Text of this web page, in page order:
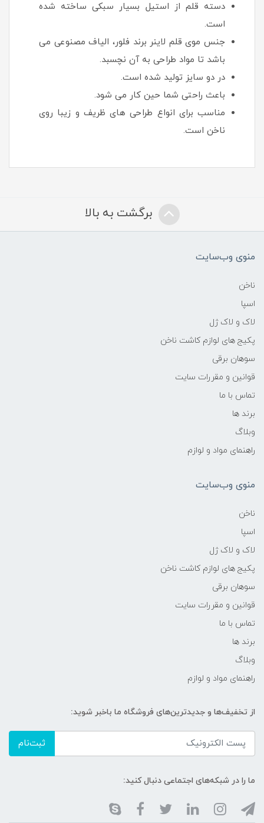
دسته قلم از استیل بسیار سبکی ساخته شده
است.
جنس موی قلم لاینر برند فلور، الیاف مصنوعی می
باشد تا مواد طراحی به آن نچسبد.
در دو سایز تولید شده است.
باعث راحتی شما حین کار می شود.
مناسب برای انواع طراحی های ظریف و زیبا روی
ناخن است.
برگشت به بالا
منوی وب‌سایت
ناخن
اسپا
لاک و لاک ژل
پکیج های لوازم کاشت ناخن
سوهان برقی
قوانین و مقررات سایت
تماس با ما
برند ها
وبلاگ
راهنمای مواد و لوازم
منوی وب‌سایت
ناخن
اسپا
لاک و لاک ژل
پکیج های لوازم کاشت ناخن
سوهان برقی
قوانین و مقررات سایت
تماس با ما
برند ها
وبلاگ
راهنمای مواد و لوازم
از تخفیف‌ها و جدیدترین‌های فروشگاه ما باخبر شوید:
ثبت‌نام
ما را در شبکه‌های اجتماعی دنبال کنید: